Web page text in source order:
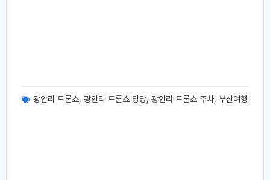
광안리 드론쇼, 광안리 드론쇼 명당, 광안리 드론쇼 주차, 부산여행